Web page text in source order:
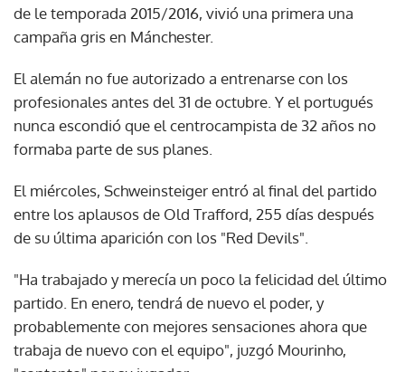
de le temporada 2015/2016, vivió una primera una
campaña gris en Mánchester.
El alemán no fue autorizado a entrenarse con los
profesionales antes del 31 de octubre. Y el portugués
nunca escondió que el centrocampista de 32 años no
formaba parte de sus planes.
El miércoles, Schweinsteiger entró al final del partido
entre los aplausos de Old Trafford, 255 días después
de su última aparición con los "Red Devils".
"Ha trabajado y merecía un poco la felicidad del último
partido. En enero, tendrá de nuevo el poder, y
probablemente con mejores sensaciones ahora que
trabaja de nuevo con el equipo", juzgó Mourinho,